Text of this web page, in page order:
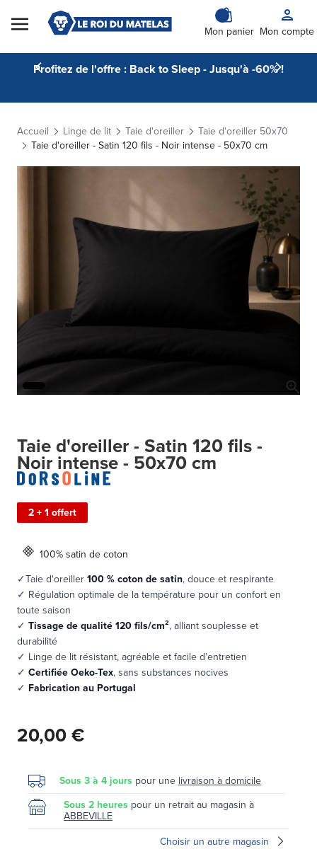
Skip to Content
Mon panier Mon compte
Profitez de l'offre : Back to Sleep - Jusqu'à -60% !
Accueil Linge de lit Taie d'oreiller
Taie d'oreiller 50x70
Taie d'oreiller - Satin 120 fils - Noir intense - 50x70 cm
Taie d'oreiller - Satin 120 fils -
Noir intense - 50x70 cm
2 + 1 offert
100% satin de coton
✓Taie d'oreiller 100 % coton de satin, douce et respirante
✓ Régulation optimale de la température pour un confort en
toute saison
✓ Tissage de qualité 120 fils/cm², alliant souplesse et
durabilité
✓ Linge de lit résistant, agréable et facile d’entretien
✓ Certifiée Oeko-Tex, sans substances nocives
✓ Fabrication au Portugal
20,00 €
Sous 3 à 4 jours pour une livraison à domicile
Sous 2 heures pour un retrait au magasin à
ABBEVILLE
Choisir un autre magasin